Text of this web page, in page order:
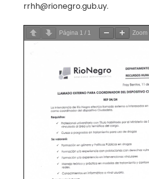
rrhh@rionegro.gub.uy.
Página 1 / 1 Zoom